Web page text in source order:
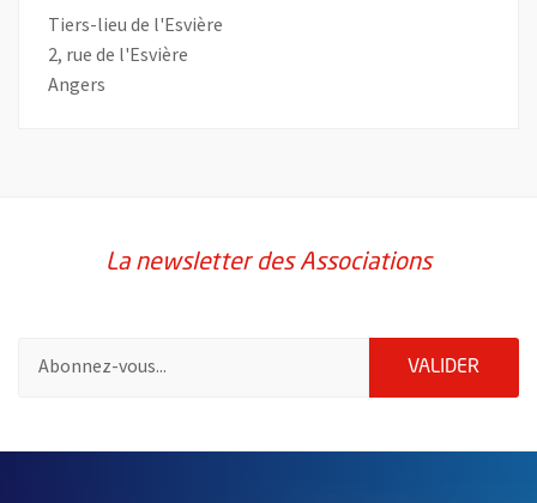
Tiers-lieu de l'Esvière
2, rue de l'Esvière
Angers
La newsletter des Associations
VALIDER